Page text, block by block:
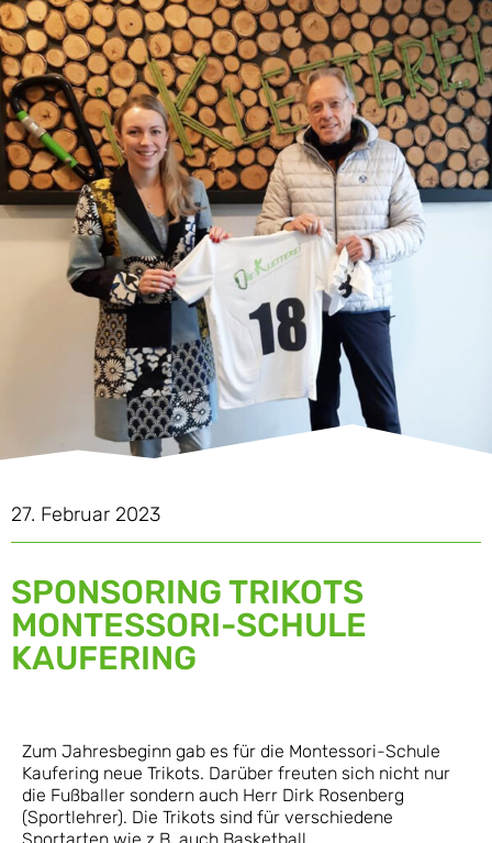
27. Februar 2023
SPONSORING TRIKOTS
MONTESSORI-SCHULE
KAUFERING
Zum Jahresbeginn gab es für die Montessori-Schule
Kaufering neue Trikots. Darüber freuten sich nicht nur
die Fußballer sondern auch Herr Dirk Rosenberg
(Sportlehrer). Die Trikots sind für verschiedene